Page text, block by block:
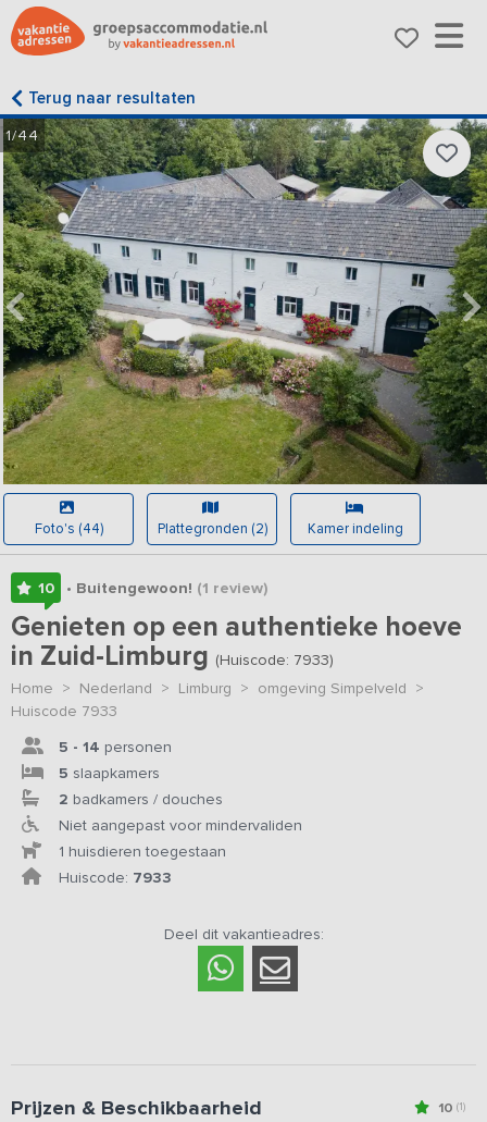
Terug naar resultaten
1/44
Foto's (44) Plattegronden (2) Kamer indeling
10 • Buitengewoon! (1 review)
Genieten op een authentieke hoeve
in Zuid-Limburg (Huiscode: 7933)
Home > Nederland > Limburg > omgeving Simpelveld >
Huiscode 7933
5 - 14 personen
5 slaapkamers
2 badkamers / douches
Niet aangepast voor mindervaliden
1 huisdieren toegestaan
Huiscode: 7933
Deel dit vakantieadres:
10 (1)
Prijzen & Beschikbaarheid